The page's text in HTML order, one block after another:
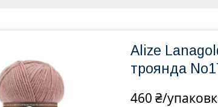
Alize
троянда
460 ₴/